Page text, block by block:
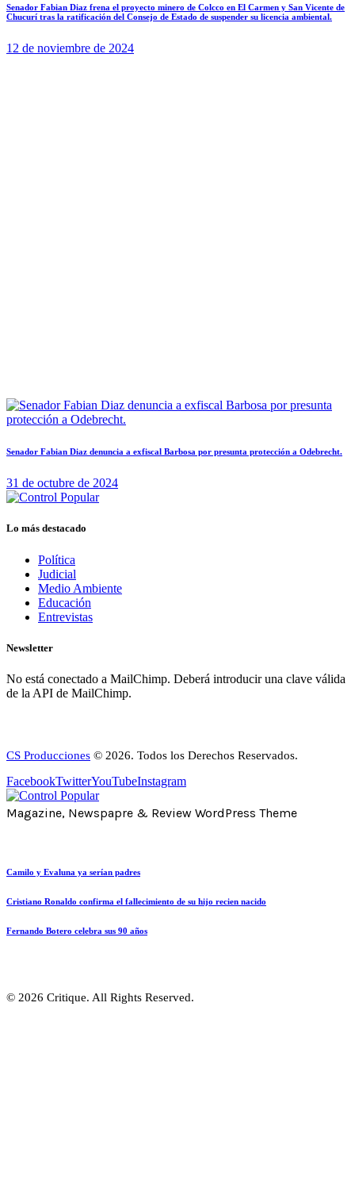
Senador Fabian Diaz frena el proyecto minero de Colcco en El Carmen y San Vicente de
Chucurí tras la ratificación del Consejo de Estado de suspender su licencia ambiental.
12 de noviembre de 2024
Senador Fabian Diaz denuncia a exfiscal Barbosa por presunta protección a Odebrecht.
31 de octubre de 2024
Lo más destacado
Política
Judicial
Medio Ambiente
Educación
Entrevistas
Newsletter
No está conectado a MailChimp. Deberá introducir una clave válida
de la API de MailChimp.
CS Producciones © 2026. Todos los Derechos Reservados.
FacebookTwitterYouTubeInstagram
Magazine, Newspapre & Review WordPress Theme
Camilo y Evaluna ya serían padres
Cristiano Ronaldo confirma el fallecimiento de su hijo recien nacido
Fernando Botero celebra sus 90 años
© 2026 Critique. All Rights Reserved.